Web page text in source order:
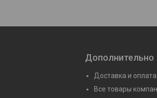
Дополнительно
Доставка и оплата
Все товары